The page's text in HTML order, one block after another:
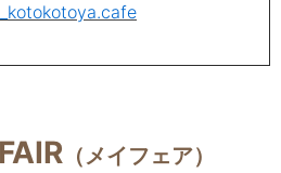
（メイフェア）